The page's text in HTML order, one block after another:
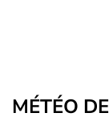
MÉTÉO